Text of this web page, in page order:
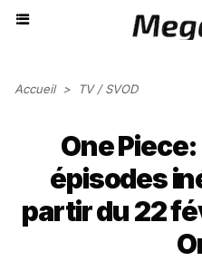
Accueil > TV / SVOD
One
épisodes
partir du 22